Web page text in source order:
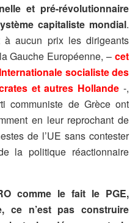
et pré-révolutionnaire
capitaliste mondial.
à aucun prix les dirigeants
Gauche Européenne, – cet
socialiste des
et autres Hollande -,
communiste de Grèce ont
en leur reprochant de
de l’UE sans contester
la politique réactionnaire
comme le fait le PGE,
ce n’est pas construire